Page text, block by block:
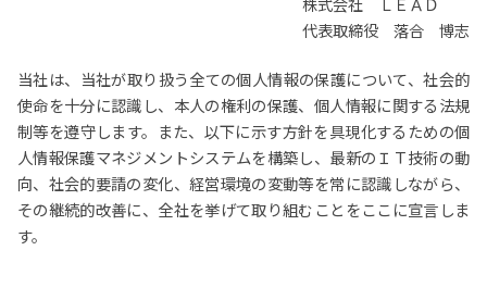
代表取締役 落合 博志
当社は、当社が取り扱う全ての個人情報の保護について、社会的
使命を十分に認識し、本人の権利の保護、個人情報に関する法規
制等を遵守します。また、以下に示す方針を具現化するための個
人情報保護マネジメントシステムを構築し、最新のＩＴ技術の動
向、社会的要請の変化、経営環境の変動等を常に認識しながら、
その継続的改善に、全社を挙げて取り組むことをここに宣言しま
す。